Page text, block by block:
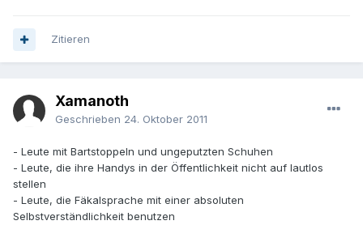
Zitieren
Xamanoth
Geschrieben 24. Oktober 2011
- Leute mit Bartstoppeln und ungeputzten Schuhen
- Leute, die ihre Handys in der Öffentlichkeit nicht auf lautlos
stellen
- Leute, die Fäkalsprache mit einer absoluten
Selbstverständlichkeit benutzen